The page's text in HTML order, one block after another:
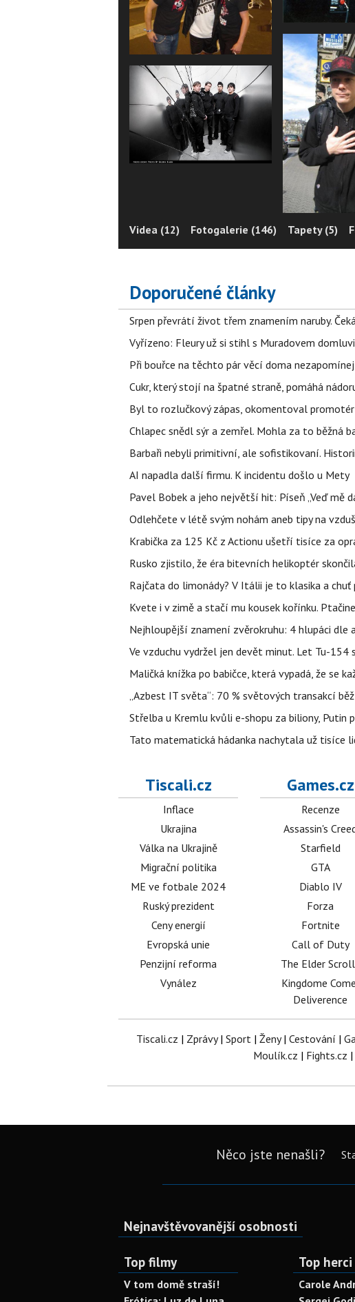
Videa (12) Fotogalerie (146) Tapety (5)
Doporučené články
Srpen převrátí život třem znamením naruby.
Vyřízeno: Fleury už si stihl s Muradovem
Při bouřce na těchto pár věcí doma
Cukr, který stojí na špatné straně, pomáhá
Byl to rozlučkový zápas, okomentoval
Chlapec snědl sýr a zemřel. Mohla za to běžná
Barbaři nebyli primitivní, ale sofistikovaní.
AI napadla další firmu. K incidentu došlo u Mety
Pavel Bobek a jeho největší hit: Píseň „Veď mě
Odlehčete v létě svým nohám aneb tipy na
Krabička za 125 Kč z Actionu ušetří tisíce za
Rusko zjistilo, že éra bitevních helikoptér
Rajčata do limonády? V Itálii je to klasika a
Kvete i v zimě a stačí mu kousek kořínku.
Nejhloupější znamení zvěrokruhu: 4 hlupáci dle
Ve vzduchu vydržel jen devět minut. Let Tu-
Maličká knížka po babičce, která vypadá, že se
„Azbest IT světa“: 70 % světových transakcí
Střelba u Kremlu kvůli e-shopu za biliony, Putin
Tato matematická hádanka nachytala už tisíce
Tiscali.cz
Inflace
Ukrajina
Válka na Ukrajině
Migrační politika
ME ve fotbale 2024
Ruský prezident
Ceny energií
Evropská unie
Penzijní reforma
Vynález
Games.cz
Recenze
Assassin's
Starfield
GTA
Diablo IV
Forza
Fortnite
Call of Duty
The Elder
Kingdome
Deliverence
Tiscali.cz | Zprávy| Sport| Ženy| Cestování |
Moulík.cz | Fights.cz |
Něco jste nenašli?
Nejnavštěvovanější osobnosti
Top filmy
V tom domě straší!
Top herci
Carole